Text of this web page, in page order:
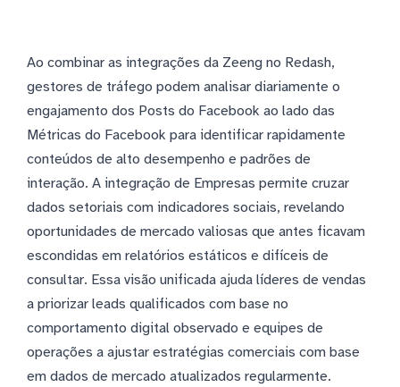
Ao combinar as integrações da Zeeng no Redash,
gestores de tráfego podem analisar diariamente o
engajamento dos Posts do Facebook ao lado das
Métricas do Facebook para identificar rapidamente
conteúdos de alto desempenho e padrões de
interação. A integração de Empresas permite cruzar
dados setoriais com indicadores sociais, revelando
oportunidades de mercado valiosas que antes ficavam
escondidas em relatórios estáticos e difíceis de
consultar. Essa visão unificada ajuda líderes de vendas
a priorizar leads qualificados com base no
comportamento digital observado e equipes de
operações a ajustar estratégias comerciais com base
em dados de mercado atualizados regularmente.